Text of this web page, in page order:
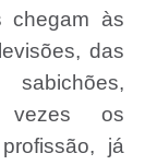
chegam às
das
vezes os
já